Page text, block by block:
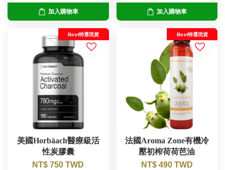
加入購物車 加入購物車
Best特選現貨
美國Horbäach醫療級活
性炭膠囊
NT$ 750 TWD
Best特選現貨
法國Aroma Zone有機冷
壓初榨荷荷芭油
NT$ 490 TWD